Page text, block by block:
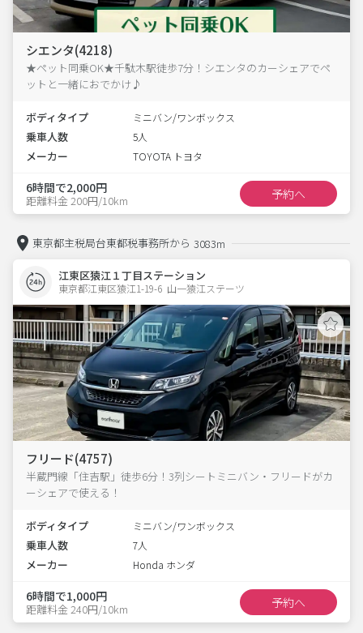
シエンタ(4218)
★ペット同乗OK★千駄木駅徒歩7分！シエンタのカーシェアでペ
ットと一緒におでかけ♪
ボディタイプ ミニバン/ワンボックス
乗車人数 5人
メーカー TOYOTA トヨタ
6時間で2,000円
距離料金 200円/10km 予約へ
東京都主税局台東都税事務所から 3083m
江東区猿江１丁目ステーション
東京都江東区猿江1-19-6  山一猿江ステーツ
フリード(4757)
半蔵門線「住吉駅」徒歩6分！3列シートミニバン・フリードがカ
ーシェアで使える！
ボディタイプ ミニバン/ワンボックス
乗車人数 7人
メーカー Honda ホンダ
6時間で1,000円
距離料金 240円/10km 予約へ